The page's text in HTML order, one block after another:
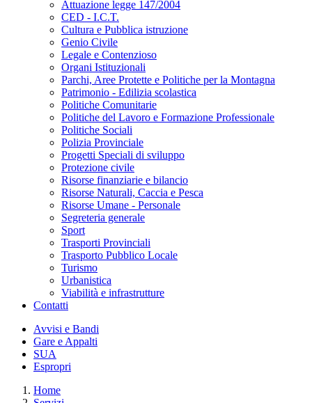
Attuazione legge 147/2004
CED - I.C.T.
Cultura e Pubblica istruzione
Genio Civile
Legale e Contenzioso
Organi Istituzionali
Parchi, Aree Protette e Politiche per la Montagna
Patrimonio - Edilizia scolastica
Politiche Comunitarie
Politiche del Lavoro e Formazione Professionale
Politiche Sociali
Polizia Provinciale
Progetti Speciali di sviluppo
Protezione civile
Risorse finanziarie e bilancio
Risorse Naturali, Caccia e Pesca
Risorse Umane - Personale
Segreteria generale
Sport
Trasporti Provinciali
Trasporto Pubblico Locale
Turismo
Urbanistica
Viabilità e infrastrutture
Contatti
Avvisi e Bandi
Gare e Appalti
SUA
Espropri
Home